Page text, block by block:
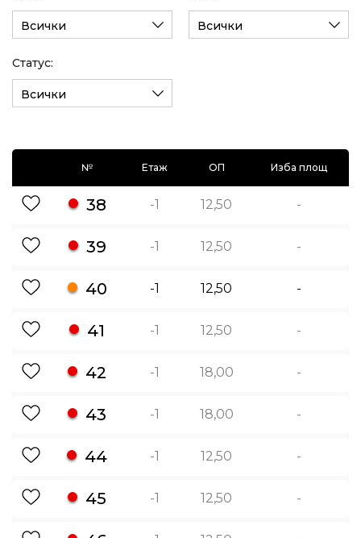
Всички Всички
Статус:
Всички
№ Етаж ОП Изба площ
38 -1 12,50 -
39 -1 12,50 -
40 -1 12,50 -
41 -1 12,50 -
42 -1 18,00 -
43 -1 18,00 -
44 -1 12,50 -
45 -1 12,50 -